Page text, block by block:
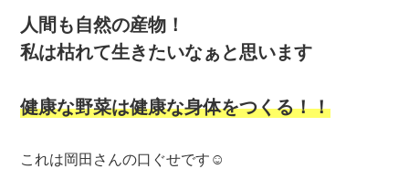
人間も自然の産物！
私は枯れて生きたいなぁと思います
健康な野菜は健康な身体をつくる！！
これは岡田さんの口ぐせです☺︎